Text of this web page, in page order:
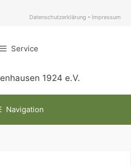
Datenschutzerklärung - Impressum
Service
Navigation